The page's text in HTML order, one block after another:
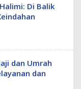
Di Balik
dan Umrah
dan